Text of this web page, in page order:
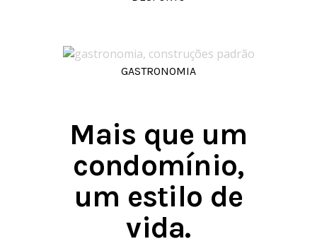
GASTRONOMIA
Mais que um
condomínio,
um estilo de
vida.